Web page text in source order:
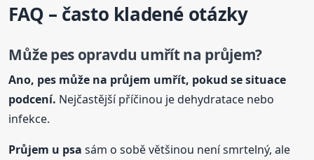
FAQ – často kladené otázky
Může pes opravdu umřít na průjem?
Ano, pes může na průjem umřít, pokud se situace
podcení. Nejčastější příčinou je dehydratace nebo
infekce.
Průjem u psa sám o sobě většinou není smrtelný, ale